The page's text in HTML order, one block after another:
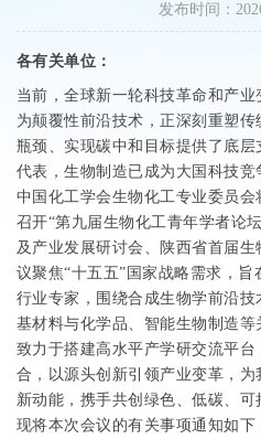
发布时间：
各有关单位：
当前，全球新一轮科技革命和产
为颠覆性前沿技术，正深刻重塑
瓶颈、实现碳中和目标提供了底
代表，生物制造已成为大国科技竞
中国化工学会生物化工专业委员会
召开“第九届生物化工青年学者论
及产业发展研讨会、陕西省首届
议聚焦“十五五”国家战略需求，
行业专家，围绕合成生物学前沿
基材料与化学品、智能生物制造
致力于搭建高水平产学研交流平
合，以源头创新引领产业变革，
新动能，携手共创绿色、低碳、可
现将本次会议的有关事项通知如下